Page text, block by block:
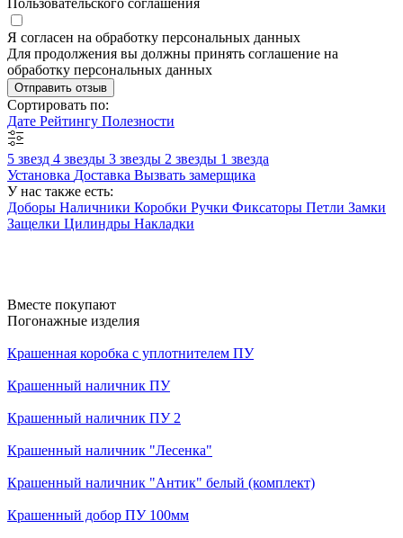
Я согласен на обработку персональных данных
Для продолжения вы должны принять соглашение на
обработку персональных данных
Отправить отзыв
Сортировать по:
Дате Рейтингу Полезности
5 звезд 4 звезды 3 звезды 2 звезды 1 звезда
Установка Доставка Вызвать замерщика
У нас также есть:
Доборы Наличники Коробки Ручки Фиксаторы Петли Замки
Защелки Цилиндры Накладки
Вместе покупают
Погонажные изделия
Крашенная коробка с уплотнителем ПУ
Крашенный наличник ПУ
Крашенный наличник ПУ 2
Крашенный наличник "Лесенка"
Крашенный наличник "Антик" белый (комплект)
Крашенный добор ПУ 100мм